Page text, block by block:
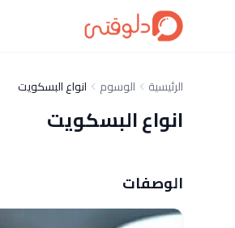
الرئيسية الوسوم انواع البسكويت
انواع البسكويت
الوصفات